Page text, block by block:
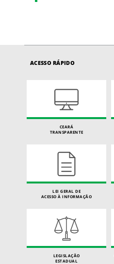
ACESSO RÁPIDO
CEARÁ
TRANSPARENTE
LEI GERAL DE
ACESSO À INFORMAÇÃO
LEGISLAÇÃO
ESTADUAL